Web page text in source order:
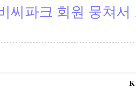
씨파크 회원 뭉쳐서